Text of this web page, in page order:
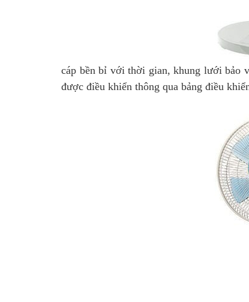
cáp bền bỉ với thời gian, khung lưới bảo
được điều khiển thông qua bảng điều